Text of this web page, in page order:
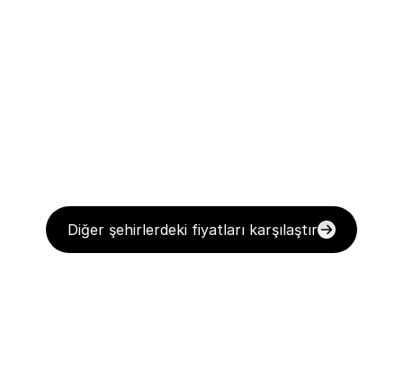
Diğer şehirlerdeki fiyatları karşılaştır